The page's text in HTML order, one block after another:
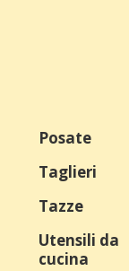
Posate
Taglieri
Tazze
Utensili da
cucina